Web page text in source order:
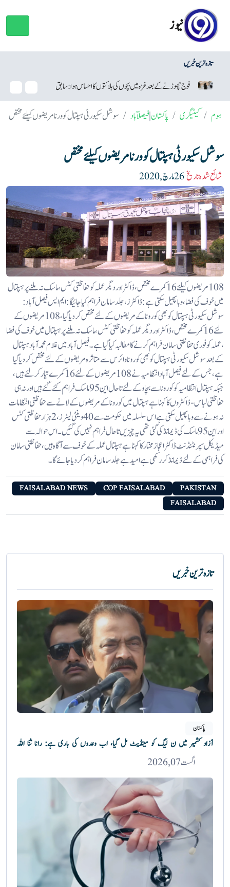
نیوز
تازہ ترین خبریں
فوج چھوڑنے کے بعد غزہ میں بچوں کی ہلاکتوں کا احساس ہوا: سابق اسرائیلی فوجی
ہوم کیٹیگری پاکستان|فیصلآباد سوشل سکیورٹی ہسپتال کوورنا مریضوں کیلئے مختص
سوشل سکیورٹی ہسپتال کوورنا مریضوں کیلئے مختص
شائع شدہ تاریخ
108 مریضوں کیلئے 16 کمرے مختص ،ڈاکٹر اور دیگر عملہ کو حفاظتی کٹس ، ماسک نہ ملنے پر ہسپتال
میں خوف کی فضا، وبا پھیل سکتی ہے : ڈاکٹرز،جلد سامان فراہم کیا جائیگا :ایم ایس فیصل آباد:
سوشل سکیورٹی ہسپتال کو بھی کورونا کے مریضوں کے لئے مختص کردیا گیا ، 108 مریضوں کے
لئے 16 کمرے مختص ، ڈاکٹر اور دیگر عملہ کو حفاظتی کٹس ، ماسک نہ ملنے پر ہسپتال میں خوف کی فضا
، عملہ کو فوری حفاظتی سامان فراہم کرنے کا مطالبہ کیا گیا ہے ۔فیصل آباد میں غلام محمد آباد ہسپتال
کے بعد سوشل سکیورٹی ہسپتال کو بھی کورونا وائرس سے متاثرہ مریضوں کے لئے مختص کردیا گیا
ہے ، جس کے لئے فیصل آباد انتظامیہ نے 108 مریضوں کے لئے 16 کمرے تیار کرلئے ہیں ،
جبکہ ہسپتال انتظامیہ کو کورونا سے بچاو کے لئے تاحال این 95 ماسک فراہم کئے گئے ہیں اور نہ ہی
حفاظتی لباس - ڈاکٹروں کا کہنا ہے ہسپتال میں کورونا کے مریضوں کے لانے سے حفاظتی انتظامات
نہ ہونے سے وباپھیل سکتی ہے اس سلسلہ میں حکومت سے 40 وینٹی لیٹرز ، 2 ہزار حفاظتی کٹس
اور این 95 ماسک کی ڈیمانڈ کی گئی تھی یہ چیزیں تاحال فراہم نہیں کی گئیں ۔ اس حوالہ سے
میڈیکل سپرنٹنڈنٹ ڈاکٹر اعجاز مختار کا کہنا ہے ہسپتال عملہ کے خوف سے آگاہ ہیں ، حفاظتی سامان
کی فراہمی کے لئے ڈیمانڈ کررکھی ہے امید ہے جلد سامان فراہم کردیا جائے گا ۔
PAKISTAN
COP FAISALABAD
FAISALABAD NEWS
FAISALABAD
تازہ ترین خبریں
پاکستان
آزاد کشمیر میں ن لیگ کو مینڈیٹ مل گیا، اب وعدوں کی باری ہے: رانا ثنا اللہ
اگست 07, 2026